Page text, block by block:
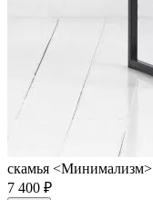
скамья <Минимализм>
7 400 ₽